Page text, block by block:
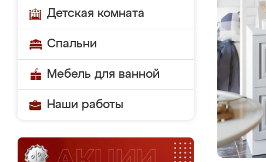
Детская комната
Спальни
Мебель для ванной
Наши работы